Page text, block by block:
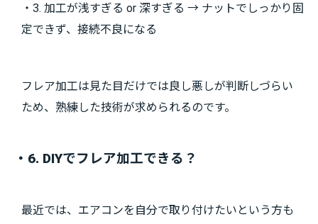
・3. 加工が浅すぎる or 深すぎる → ナットでしっかり固
定できず、接続不良になる
フレア加工は見た目だけでは良し悪しが判断しづらい
ため、熟練した技術が求められるのです。
・6. DIYでフレア加工できる？
最近では、エアコンを自分で取り付けたいという方も